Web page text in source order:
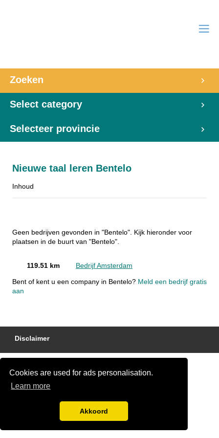
Cookies are used for ads personalisation.
Learn more
Akkoord
Zoeken
Select category
Selecteer provincie
Nieuwe taal leren Bentelo
Inhoud
Geen bedrijven gevonden in "Bentelo". Kijk hieronder voor
plaatsen in de buurt van "Bentelo".
119.51 km Bedrijf Amsterdam
Bent of kent u een company in Bentelo? Meld een bedrijf gratis
aan
Disclaimer